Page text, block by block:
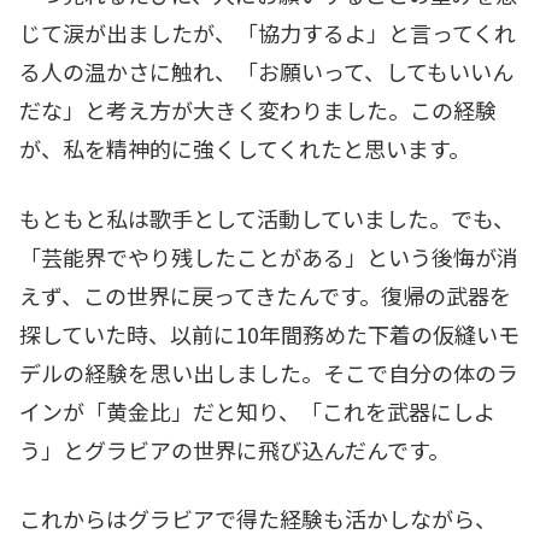
じて涙が出ましたが、「協力するよ」と言ってくれ
る人の温かさに触れ、「お願いって、してもいいん
だな」と考え方が大きく変わりました。この経験
が、私を精神的に強くしてくれたと思います。
もともと私は歌手として活動していました。でも、
「芸能界でやり残したことがある」という後悔が消
えず、この世界に戻ってきたんです。復帰の武器を
探していた時、以前に10年間務めた下着の仮縫いモ
デルの経験を思い出しました。そこで自分の体のラ
インが「黄金比」だと知り、「これを武器にしよ
う」とグラビアの世界に飛び込んだんです。
これからはグラビアで得た経験も活かしながら、